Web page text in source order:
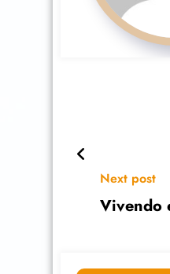
Next post
Vivendo